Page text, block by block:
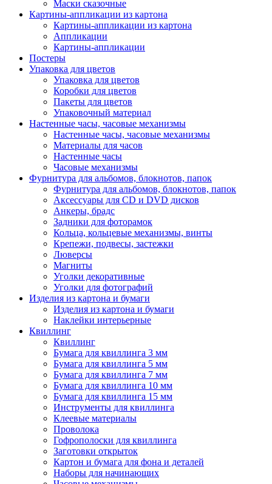
Маски сказочные
Картины-аппликации из картона
Картины-аппликации из картона
Аппликации
Картины-аппликации
Постеры
Упаковка для цветов
Упаковка для цветов
Коробки для цветов
Пакеты для цветов
Упаковочный материал
Настенные часы, часовые механизмы
Настенные часы, часовые механизмы
Материалы для часов
Настенные часы
Часовые механизмы
Фурнитура для альбомов, блокнотов, папок
Фурнитура для альбомов, блокнотов, папок
Аксессуары для CD и DVD дисков
Анкеры, брадс
Задники для фоторамок
Кольца, кольцевые механизмы, винты
Крепежи, подвесы, застежки
Люверсы
Магниты
Уголки декоративные
Уголки для фотографий
Изделия из картона и бумаги
Изделия из картона и бумаги
Наклейки интерьерные
Квиллинг
Квиллинг
Бумага для квиллинга 3 мм
Бумага для квиллинга 5 мм
Бумага для квиллинга 7 мм
Бумага для квиллинга 10 мм
Бумага для квиллинга 15 мм
Инструменты для квиллинга
Клеевые материалы
Проволока
Гофрополоски для квиллинга
Заготовки открыток
Картон и бумага для фона и деталей
Наборы для начинающих